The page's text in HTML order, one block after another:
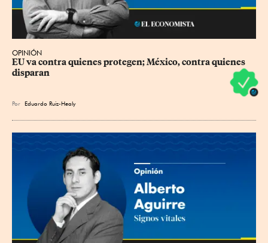
OPINIÓN
EU va contra quienes protegen; México, contra quienes
disparan
Por Eduardo Ruiz-Healy